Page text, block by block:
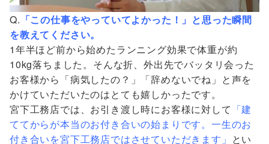
Q. 「この仕事をやっていてよかった！」と思った瞬間
を教えてください。
1年半ほど前から始めたランニング効果で体重が約
10kg落ちました。そんな折、外出先でバッタリ会った
お客様から「病気したの？」「辞めないでね」と声を
かけていただいたのはとても嬉しかったです。
宮下工務店では、お引き渡し時にお客様に対して 「建
ててからが本当のお付き合いの始まりです。一生のお
付き合いを宮下工務店ではさせていただきます」 とい